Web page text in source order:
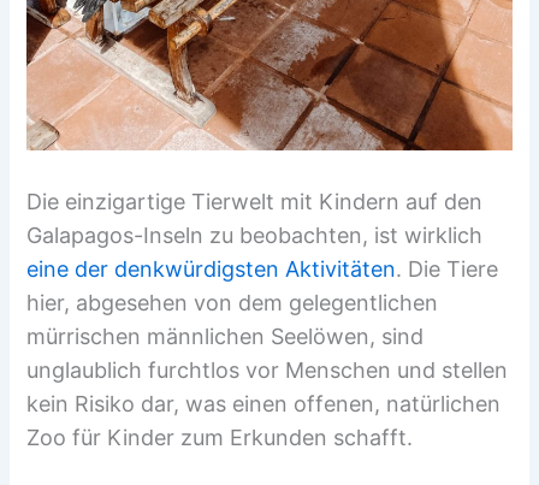
Die einzigartige Tierwelt mit Kindern auf den
Galapagos-Inseln zu beobachten, ist wirklich
eine der denkwürdigsten Aktivitäten. Die Tiere
hier, abgesehen von dem gelegentlichen
mürrischen männlichen Seelöwen, sind
unglaublich furchtlos vor Menschen und stellen
kein Risiko dar, was einen offenen, natürlichen
Zoo für Kinder zum Erkunden schafft.